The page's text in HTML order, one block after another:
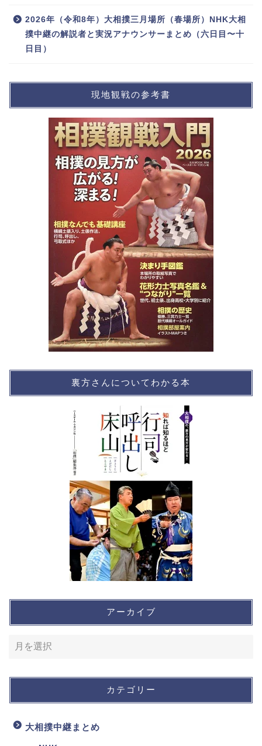
2026年（令和8年）大相撲三月場所（春場所）NHK大相
撲中継の解説者と実況アナウンサーまとめ（六日目〜十
日目）
現地観戦の参考書
裏方さんについてわかる本
アーカイブ
カテゴリー
大相撲中継まとめ